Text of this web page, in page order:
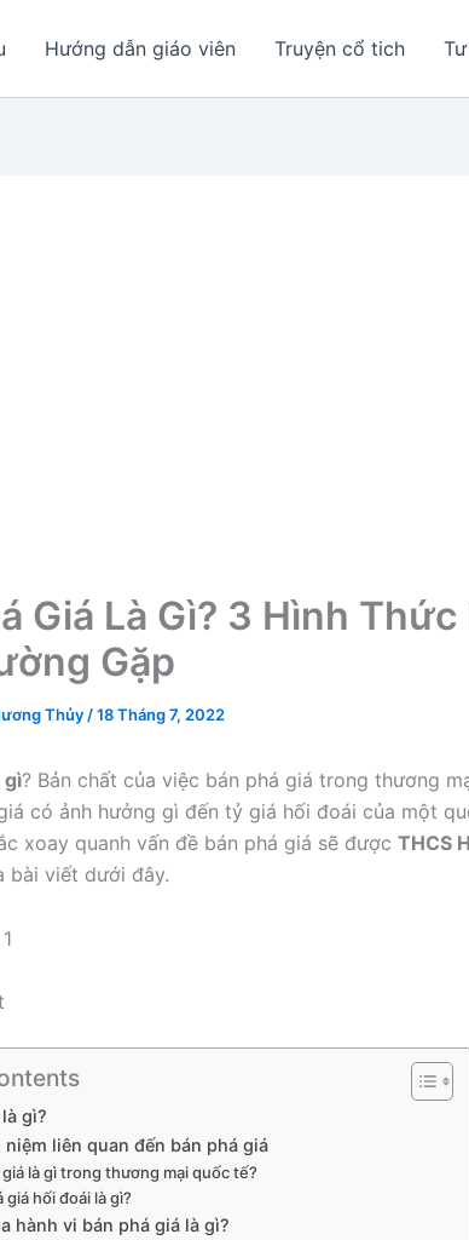
Hướng dẫn giáo viên Truyện cổ tich
Giá Là Gì? 3 Hình Thức
Gặp
Thủy /18 Tháng 7, 2022
gì? Bản chất của việc bán phá giá trong thương
có ảnh hưởng gì đến tỷ giá hối đoái của một
xoay quanh vấn đề bán phá giá sẽ được THCS
bài viết dưới đây.
gì?
niệm liên quan đến bán phá giá
giá là gì trong thương mại quốc tế?
giá hối đoái là gì?
hành vi bán phá giá là gì?